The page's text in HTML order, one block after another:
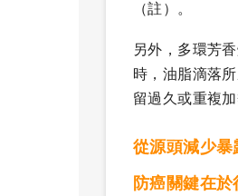
（註）。
另外，多環芳
時，油脂滴落
留過久或重複
從源頭減少暴
防癌關鍵在於